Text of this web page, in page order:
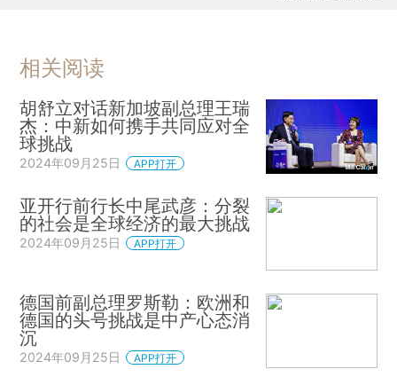
相关阅读
胡舒立对话新加坡副总理王瑞
杰：中新如何携手共同应对全
球挑战
2024年09月25日 APP打开
亚开行前行长中尾武彦：分裂
的社会是全球经济的最大挑战
2024年09月25日 APP打开
德国前副总理罗斯勒：欧洲和
德国的头号挑战是中产心态消
沉
2024年09月25日 APP打开